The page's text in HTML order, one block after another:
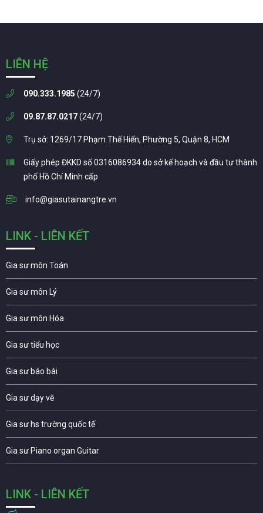
LIÊN HỆ
090.333.1985 (24/7)
09.87.87.0217(24/7)
Trụ sở: 1269/17 Phạm Thế Hiển, Phường 5, Quận 8, HCM
Giấy phép ĐKKD số 0316086934 do sở kế hoạch và đầu tư thành
phố Hồ Chí Minh cấp
info@giasutainangtre.vn
LINK - LIÊN KẾT
Gia sư môn Toán
Gia sư môn Lý
Gia sư môn Hóa
Gia sư tiểu học
Gia sư báo bài
Gia sư dạy vẽ
Gia sư hs trường quốc tế
Gia sư Piano organ Guitar
LINK - LIÊN KẾT